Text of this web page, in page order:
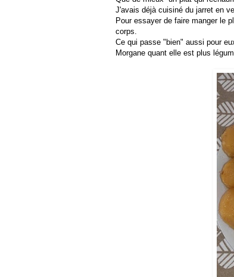
J'avais déjà cuisiné du jarret en
Pour essayer de faire manger le
corps.
Ce qui passe "bien" aussi pour
Morgane quant elle est plus